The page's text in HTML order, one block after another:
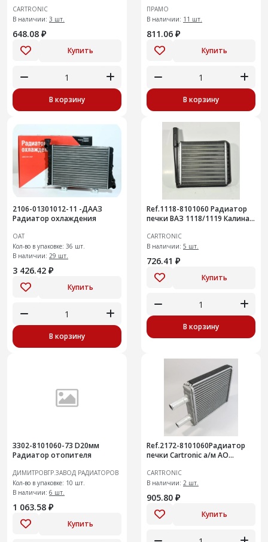
CRTR0115378 )
CARTRONIC
В наличии: 3 шт.
648.08 ₽
Купить
В корзину
ПРАМО
В наличии: 11 шт.
811.06 ₽
Купить
В корзину
2106-01301012-11 -ДААЗ
Радиатор охлаждения
ОАТ
Кол-во в упаковке: 36 шт.
В наличии: 29 шт.
3 426.42 ₽
Купить
В корзину
Ref.1118-8101060 Радиатор
печки ВАЗ 1118/1119 Калина,
/11180810106000
CARTRONIC
В наличии: 5 шт.
726.41 ₽
Купить
В корзину
3302-8101060-73 D20мм
Радиатор отопителя
ДИМИТРОВГР.ЗАВОД РАДИАТОРОВ
Кол-во в упаковке: 10 шт.
В наличии: 6 шт.
1 063.58 ₽
Купить
Ref.2172-8101060Радиатор
печки Cartronic а/м АО
21720810106000/
217008101060
CARTRONIC
В наличии: 2 шт.
905.80 ₽
Купить